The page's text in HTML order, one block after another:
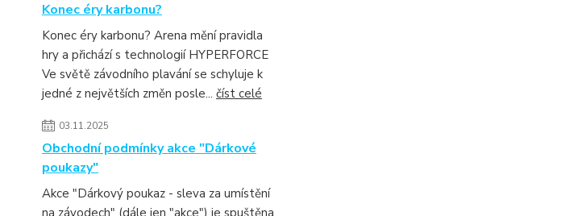
Konec éry karbonu?
Konec éry karbonu? Arena mění pravidla
hry a přichází s technologií HYPERFORCE
Ve světě závodního plavání se schyluje k
jedné z největších změn posle... číst celé
03.11.2025
Obchodní podmínky akce "Dárkové
poukazy"
Akce "Dárkový poukaz - sleva za umístění